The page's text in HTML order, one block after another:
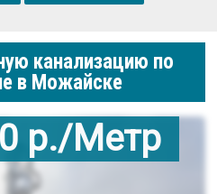
канализацию по
в Можайске
р./Метр